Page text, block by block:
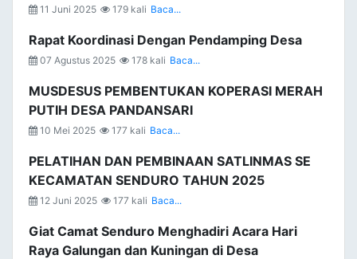
11 Juni 2025 179 kali Baca...
Rapat Koordinasi Dengan Pendamping Desa
07 Agustus 2025 178 kali Baca...
MUSDESUS PEMBENTUKAN KOPERASI MERAH
PUTIH DESA PANDANSARI
10 Mei 2025 177 kali Baca...
PELATIHAN DAN PEMBINAAN SATLINMAS SE
KECAMATAN SENDURO TAHUN 2025
12 Juni 2025 177 kali Baca...
Giat Camat Senduro Menghadiri Acara Hari
Raya Galungan dan Kuningan di Desa